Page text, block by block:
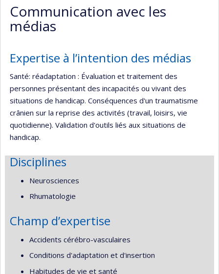
Communication avec les
médias
Expertise à l’intention des médias
Santé: réadaptation : Évaluation et traitement des
personnes présentant des incapacités ou vivant des
situations de handicap. Conséquences d'un traumatisme
crânien sur la reprise des activités (travail, loisirs, vie
quotidienne). Validation d'outils liés aux situations de
handicap.
Disciplines
Neurosciences
Rhumatologie
Champ d’expertise
Accidents cérébro-vasculaires
Conditions d'adaptation et d'insertion
Habitudes de vie et santé